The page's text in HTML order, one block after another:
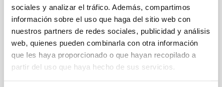
sociales y analizar el tráfico. Además, compartimos
información sobre el uso que haga del sitio web con
nuestros partners de redes sociales, publicidad y análisis
web, quienes pueden combinarla con otra información
que les haya proporcionado o que hayan recopilado a
partir del uso que haya hecho de sus servicios.
La sede del Instituto de Astrofísica de Canarias
acoge la reunión anual del proyecto CLUES, una
iniciativa que utiliza simulaciones cosmológicas
avanzadas para estudiar la formación y evolución de
las estructuras del Universo cercano. La sede del
Instituto de Astrofísica de Canarias (IAC), en La
Laguna (Tenerife), acoge entre los días 22 y 26 de
junio la reunión científica anual del proyecto